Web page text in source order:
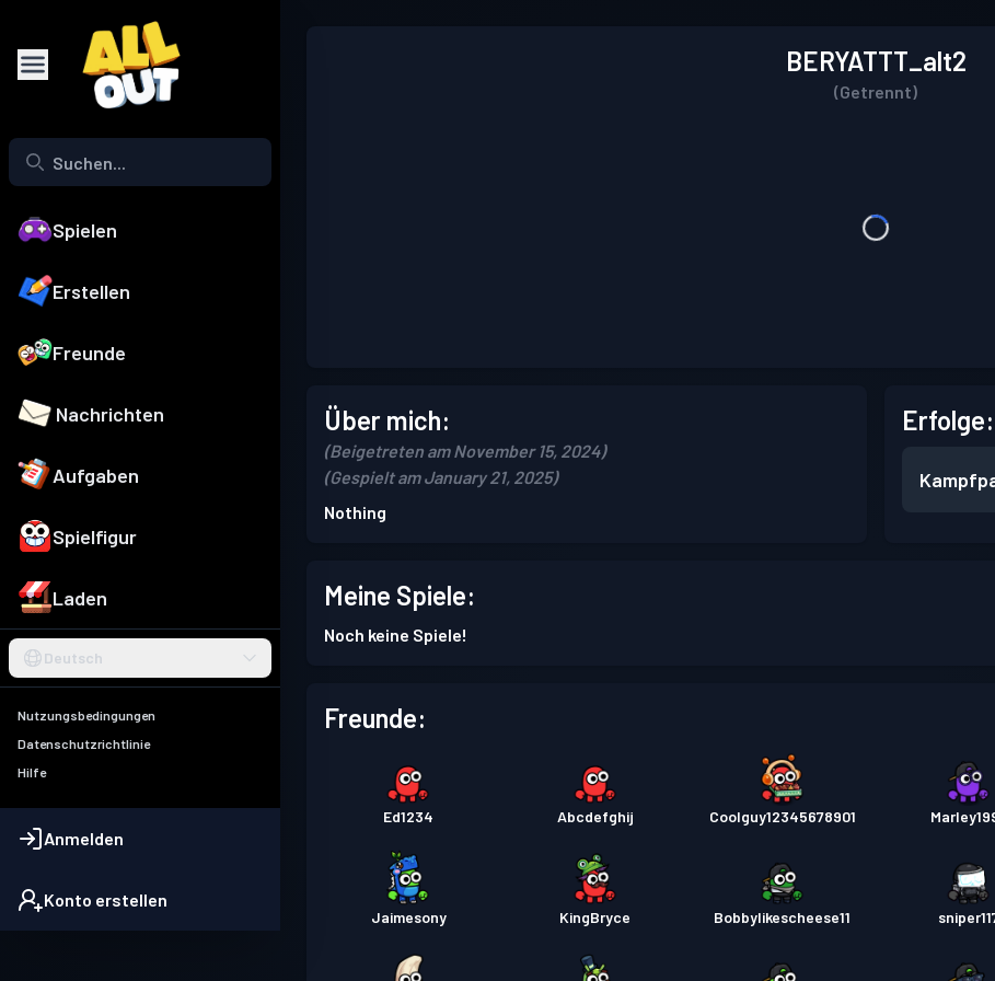
Spielen
Erstellen
Freunde
Nachrichten
Aufgaben
Spielfigur
Laden
Deutsch
Nutzungsbedingungen
Datenschutzrichtlinie
Hilfe
Anmelden
Konto erstellen
BERYATTT_alt2
(Getrennt)
Über mich:
(Beigetreten am November 15, 2024)
(Gespielt am January 21, 2025)
Nothing
Erfolge:
Meine Spiele:
Noch keine Spiele!
Freunde:
Ed1234 Abcdefghij Coolguy12345678901
Jaimesony KingBryce Bobbylikescheese11